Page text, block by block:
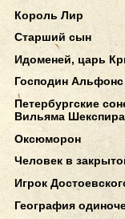
Король Лир
Старший сын
Идоменей, царь
Господин Альфонс
Петербургские
Вильяма Шекспира
Оксюморон
Человек в
Игрок
География